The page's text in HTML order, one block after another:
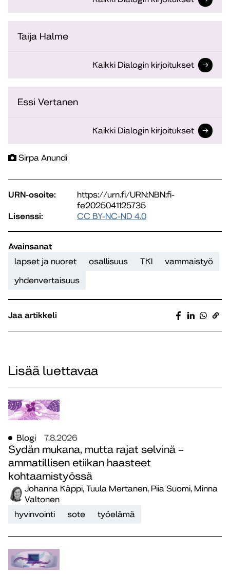
Taija Halme
Kaikki Dialogin kirjoitukset
Essi Vertanen
Kaikki Dialogin kirjoitukset
Sirpa Anundi
URN-osoite:
https://urn.fi/URN:NBN:fi-
fe2025041125735
Lisenssi:
CC BY-NC-ND 4.0
Avainsanat
lapset ja nuoret
osallisuus TKI
vammaistyö
yhdenvertaisuus
Jaa artikkeli
Lisää luettavaa
Blogi 7.8.2026
Sydän mukana, mutta rajat selvinä –
ammatillisen etiikan haasteet
kohtaamistyössä
Johanna Käppi, Tuula Mertanen, Piia Suomi, Minna
Valtonen
hyvinvointi
sote työelämä